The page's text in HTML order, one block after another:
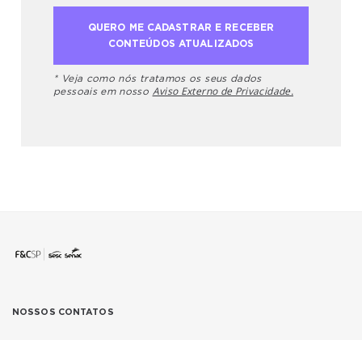
* Veja como nós tratamos os seus dados
pessoais em nosso Aviso Externo de Privacidade.
NOSSOS CONTATOS